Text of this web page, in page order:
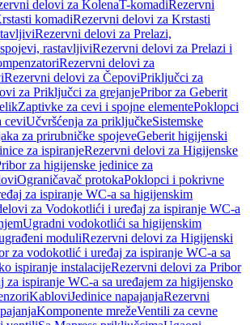
delovi za KolenaT-komadiRezervni
komadiRezervni delovi za Krstasti
Rezervni delovi za Prelazi,
rastavljiviRezervni delovi za Prelazi i
Rezervni delovi za
Rezervni delovi za ČepoviPriključci za
za Priključci za grejanjePribor za Geberit
Zaptivke za cevi i spojne elementePoklopci
ceviUčvršćenja za priključkeSistemske
za prirubničke spojeveGeberit higijenski
za ispiranjeRezervni delovi za Higijenske
za higijenske jedinice za
Ograničavač protokaPoklopci i pokrivne
za ispiranje WC-a sa higijenskim
za Vodokotlići i uređaj za ispiranje WC-a
Ugradni vodokotlići sa higijenskim
moduliRezervni delovi za Higijenski
za vodokotlić i uređaj za ispiranje WC-a sa
ispiranje instalacijeRezervni delovi za Pribor
za ispiranje WC-a sa uređajem za higijensko
KabloviJedinice napajanjaRezervni
Komponente mrežeVentili za cevne